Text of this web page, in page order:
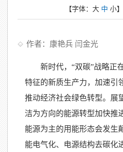
【字体： 大 中 小】
作者：康艳兵 闫金光
新时代，“双碳”战略正
特征的新质生产力，加速引
推动经济社会绿色转型。展
洁为方向的能源转型加快推
能源为主的用能形态会发生
能电气化、电源结构去碳化